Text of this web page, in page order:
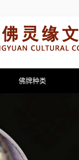
佛牌种类